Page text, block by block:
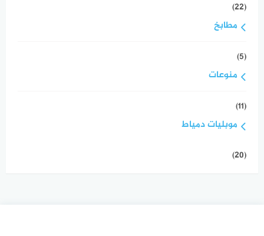
(22)
مطابخ
(5)
منوعات
(11)
موبليات دمياط
(20)